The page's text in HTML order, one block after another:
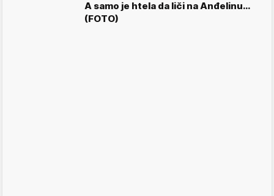
A samo je htela da liči na Anđelinu…
(FOTO)